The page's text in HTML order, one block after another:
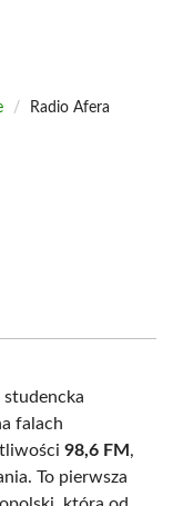
/ Radio Afera
falach
98,6 FM ,
To pierwsza